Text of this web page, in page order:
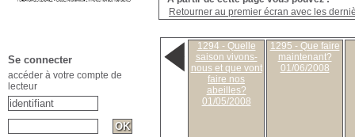
Retourner au premier écran avec les
1294 - Quelle
saison vivons-
nous et que vont
faire nos
abeilles?
01/05/2008
1295 - Que faire
maintenant?
01/06/2008
Se connecter
accéder à votre compte de
lecteur